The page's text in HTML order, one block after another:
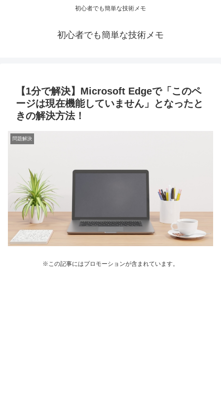
初心者でも簡単な技術メモ
初心者でも簡単な技術メモ
【1分で解決】Microsoft Edgeで「このペ
ージは現在機能していません」となったと
きの解決方法！
問題解決
※この記事にはプロモーションが含まれています。